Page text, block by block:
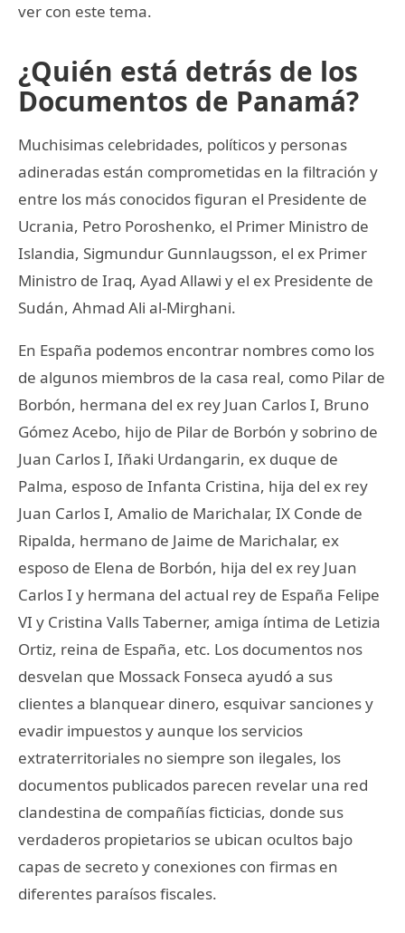
ver con este tema.
¿Quién está detrás de los
Documentos de Panamá?
Muchisimas celebridades, políticos y personas
adineradas están comprometidas en la filtración y
entre los más conocidos figuran el Presidente de
Ucrania, Petro Poroshenko, el Primer Ministro de
Islandia, Sigmundur Gunnlaugsson, el ex Primer
Ministro de Iraq, Ayad Allawi y el ex Presidente de
Sudán, Ahmad Ali al-Mirghani.
En España podemos encontrar nombres como los
de algunos miembros de la casa real, como Pilar de
Borbón, hermana del ex rey Juan Carlos I, Bruno
Gómez Acebo, hijo de Pilar de Borbón y sobrino de
Juan Carlos I, Iñaki Urdangarin, ex duque de
Palma, esposo de Infanta Cristina, hija del ex rey
Juan Carlos I, Amalio de Marichalar, IX Conde de
Ripalda, hermano de Jaime de Marichalar, ex
esposo de Elena de Borbón, hija del ex rey Juan
Carlos I y hermana del actual rey de España Felipe
VI y Cristina Valls Taberner, amiga íntima de Letizia
Ortiz, reina de España, etc. Los documentos nos
desvelan que Mossack Fonseca ayudó a sus
clientes a blanquear dinero, esquivar sanciones y
evadir impuestos y aunque los servicios
extraterritoriales no siempre son ilegales, los
documentos publicados parecen revelar una red
clandestina de compañías ficticias, donde sus
verdaderos propietarios se ubican ocultos bajo
capas de secreto y conexiones con firmas en
diferentes paraísos fiscales.